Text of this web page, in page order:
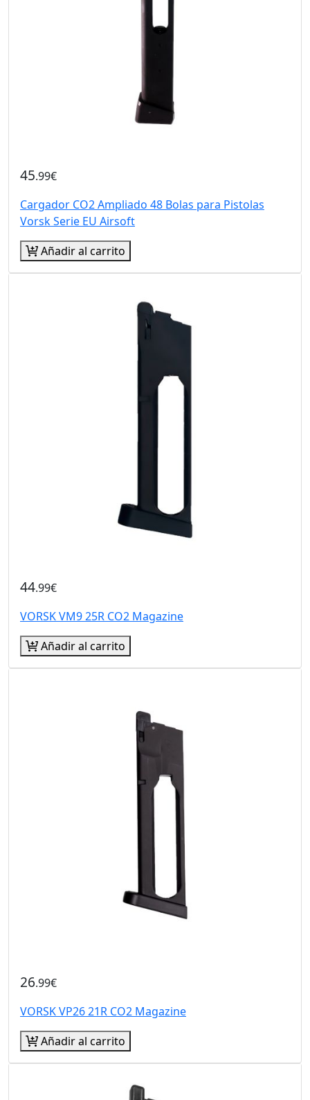
45.99€
Cargador CO2 Ampliado 48 Bolas para Pistolas
Vorsk Serie EU Airsoft
Añadir al carrito
44.99€
VORSK VM9 25R CO2 Magazine
Añadir al carrito
26.99€
VORSK VP26 21R CO2 Magazine
Añadir al carrito